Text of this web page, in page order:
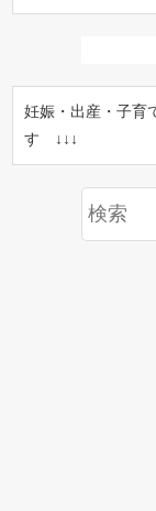
妊娠・出産・子育
す ↓↓↓